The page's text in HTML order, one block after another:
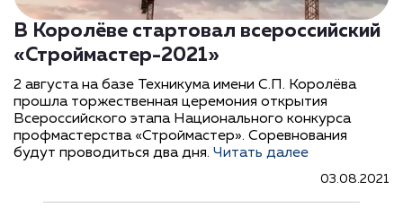
В Королёве стартовал всероссийский
«Строймастер-2021»
2 августа на базе Техникума имени С.П. Королёва
прошла торжественная церемония открытия
Всероссийского этапа Национального конкурса
профмастерства «Строймастер». Соревнования
будут проводиться два дня. Читать далее
03.08.2021